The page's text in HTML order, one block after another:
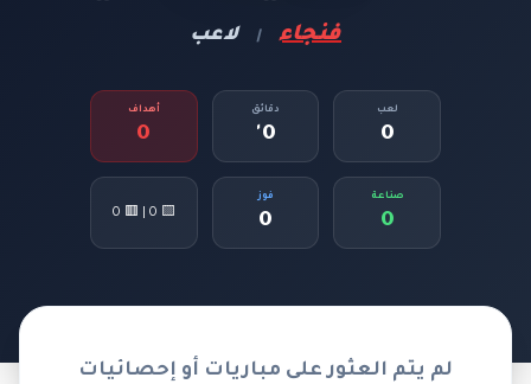
فنجاء | لاعب
لعب
0
دقائق
0'
أهداف
0
صناعة
0
فوز
0
🟨 0 | 🟥 0
لم يتم العثور على مباريات أو إحصائيات